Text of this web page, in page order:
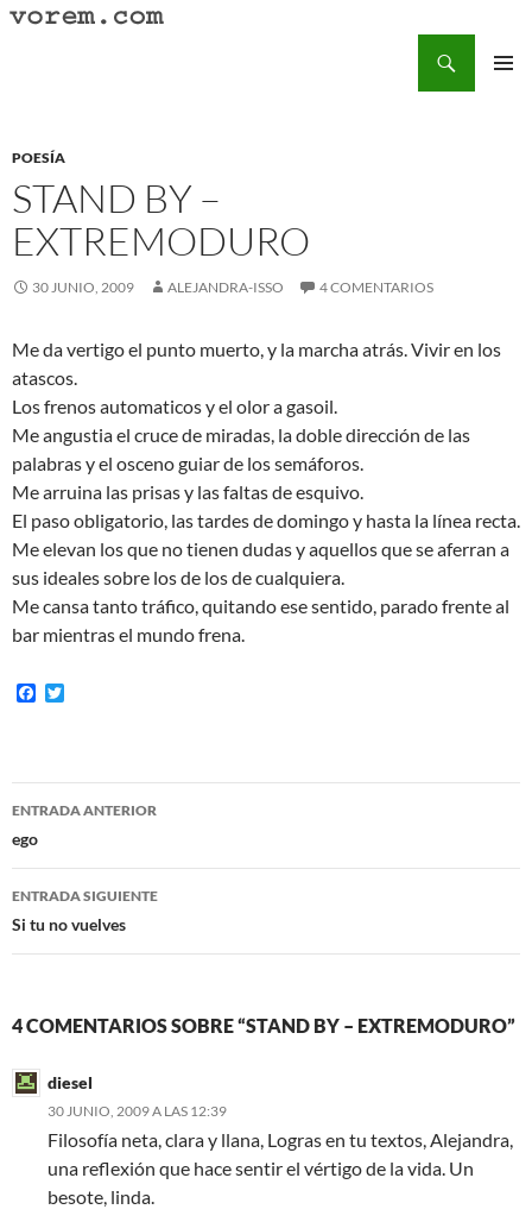
Saltar
POESÍA
STAND BY –
EXTREMODURO
30 JUNIO, 2009 ALEJANDRA-ISSO 4 COMENTARIOS
Me da vertigo el punto muerto, y la marcha atrás. Vivir en los
atascos.
Los frenos automaticos y el olor a gasoil.
Me angustia el cruce de miradas, la doble dirección de las
palabras y el osceno guiar de los semáforos.
Me arruina las prisas y las faltas de esquivo.
El paso obligatorio, las tardes de domingo y hasta la línea recta.
Me elevan los que no tienen dudas y aquellos que se aferran a
sus ideales sobre los de los de cualquiera.
Me cansa tanto tráfico, quitando ese sentido, parado frente al
bar mientras el mundo frena.
F
o
o
e
r
Navegación
de
entradas
ENTRADA ANTERIOR
ego
ENTRADA SIGUIENTE
Si tu no vuelves
4 COMENTARIOS SOBRE “STAND BY – EXTREMODURO”
diesel
30 JUNIO, 2009 A LAS 12:39
Filosofía neta, clara y llana, Logras en tu textos, Alejandra,
una reflexión que hace sentir el vértigo de la vida. Un
besote, linda.